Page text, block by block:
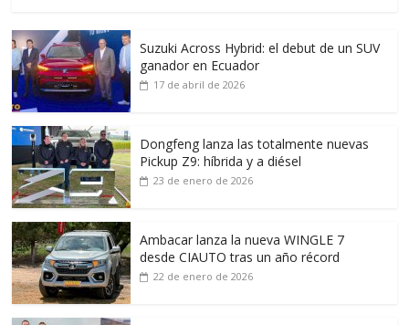
Suzuki Across Hybrid: el debut de un SUV
ganador en Ecuador
17 de abril de 2026
Dongfeng lanza las totalmente nuevas
Pickup Z9: híbrida y a diésel
23 de enero de 2026
Ambacar lanza la nueva WINGLE 7
desde CIAUTO tras un año récord
22 de enero de 2026